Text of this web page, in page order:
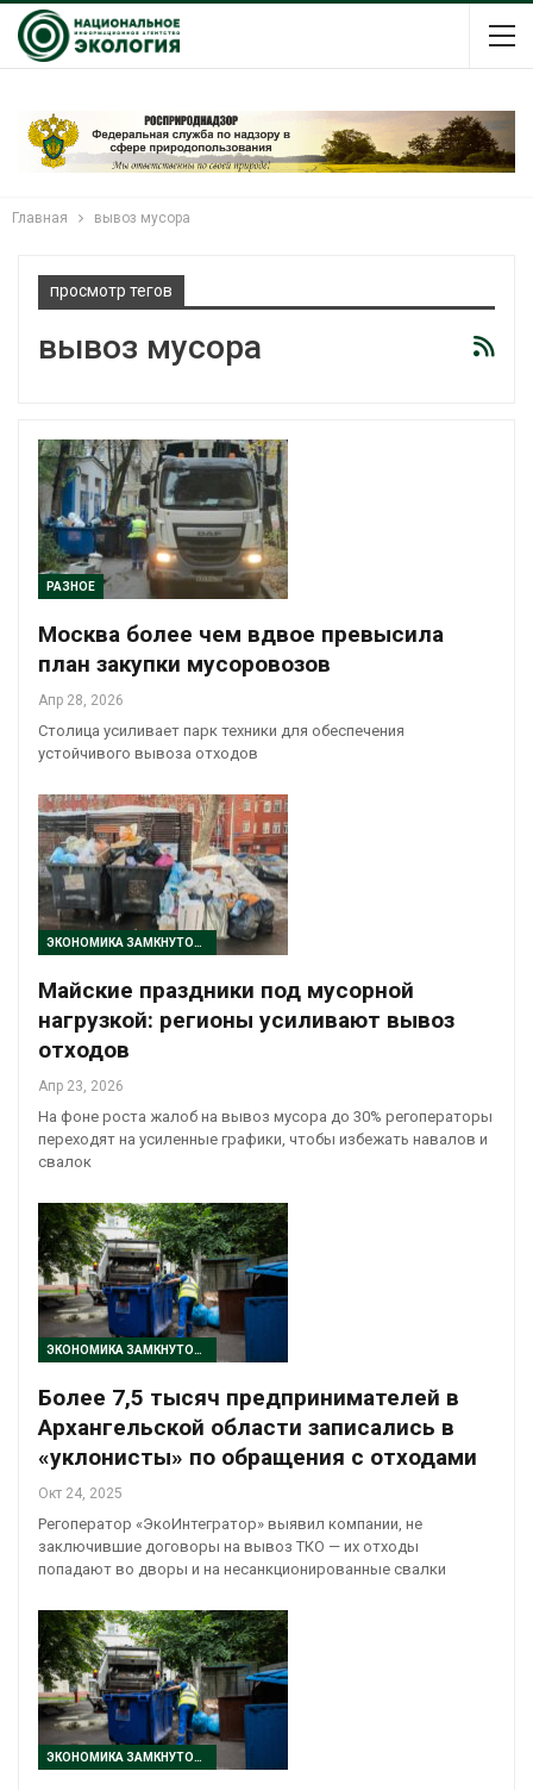
Главная вывоз мусора
просмотр тегов
вывоз мусора
РАЗНОЕ
Москва более чем вдвое превысила
план закупки мусоровозов
Апр 28, 2026
Столица усиливает парк техники для обеспечения
устойчивого вывоза отходов
ЭКОНОМИКА ЗАМКНУТОГО ЦИКЛА
Майские праздники под мусорной
нагрузкой: регионы усиливают вывоз
отходов
Апр 23, 2026
На фоне роста жалоб на вывоз мусора до 30% регоператоры
переходят на усиленные графики, чтобы избежать навалов и
свалок
ЭКОНОМИКА ЗАМКНУТОГО ЦИКЛА
Более 7,5 тысяч предпринимателей в
Архангельской области записались в
«уклонисты» по обращения с отходами
Окт 24, 2025
Регоператор «ЭкоИнтегратор» выявил компании, не
заключившие договоры на вывоз ТКО — их отходы
попадают во дворы и на несанкционированные свалки
ЭКОНОМИКА ЗАМКНУТОГО ЦИКЛА